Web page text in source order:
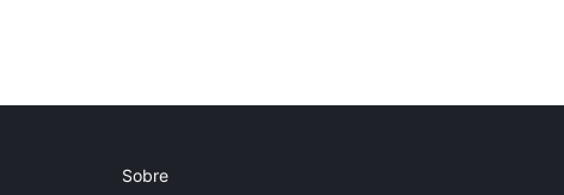
Sobre